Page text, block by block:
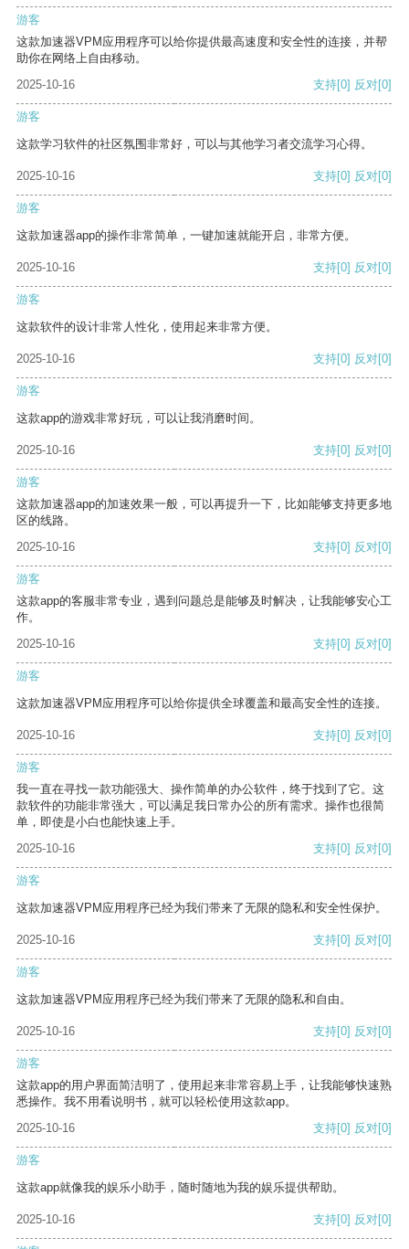
游客
这款加速器VPM应用程序可以给你提供最高速度和安全性的连接，并帮
助你在网络上自由移动。
2025-10-16
支持[0] 反对[0]
游客
这款学习软件的社区氛围非常好，可以与其他学习者交流学习心得。
2025-10-16 支持[0] 反对[0]
游客
这款加速器app的操作非常简单，一键加速就能开启，非常方便。
2025-10-16 支持[0] 反对[0]
游客
这款软件的设计非常人性化，使用起来非常方便。
2025-10-16 支持[0] 反对[0]
游客
这款app的游戏非常好玩，可以让我消磨时间。
2025-10-16 支持[0] 反对[0]
游客
这款加速器app的加速效果一般，可以再提升一下，比如能够支持更多地
区的线路。
2025-10-16
支持[0] 反对[0]
游客
这款app的客服非常专业，遇到问题总是能够及时解决，让我能够安心工
作。
2025-10-16
支持[0] 反对[0]
游客
这款加速器VPM应用程序可以给你提供全球覆盖和最高安全性的连接。
2025-10-16 支持[0] 反对[0]
游客
我一直在寻找一款功能强大、操作简单的办公软件，终于找到了它。这
款软件的功能非常强大，可以满足我日常办公的所有需求。操作也很简
单，即使是小白也能快速上手。
2025-10-16
支持[0] 反对[0]
游客
这款加速器VPM应用程序已经为我们带来了无限的隐私和安全性保护。
2025-10-16 支持[0] 反对[0]
游客
这款加速器VPM应用程序已经为我们带来了无限的隐私和自由。
2025-10-16 支持[0] 反对[0]
游客
这款app的用户界面简洁明了，使用起来非常容易上手，让我能够快速熟
悉操作。我不用看说明书，就可以轻松使用这款app。
2025-10-16
支持[0] 反对[0]
游客
这款app就像我的娱乐小助手，随时随地为我的娱乐提供帮助。
2025-10-16 支持[0] 反对[0]